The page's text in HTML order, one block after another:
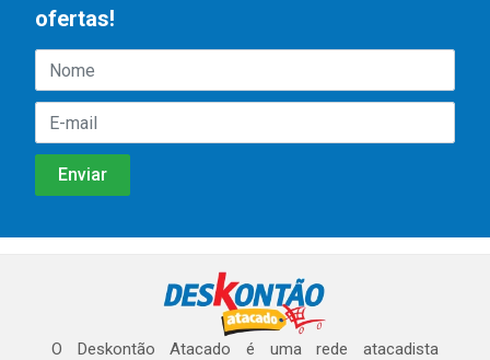
ofertas!
O Deskontão Atacado é uma rede atacadista